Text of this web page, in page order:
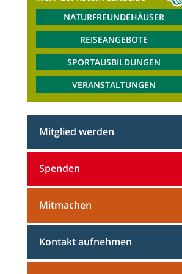
NATURFREUNDEHÄUSER
REISEANGEBOTE
SPORTAUSBILDUNGEN
VERANSTALTUNGEN
Mitglied werden
Spenden
Mitmachen
Kontakt aufnehmen